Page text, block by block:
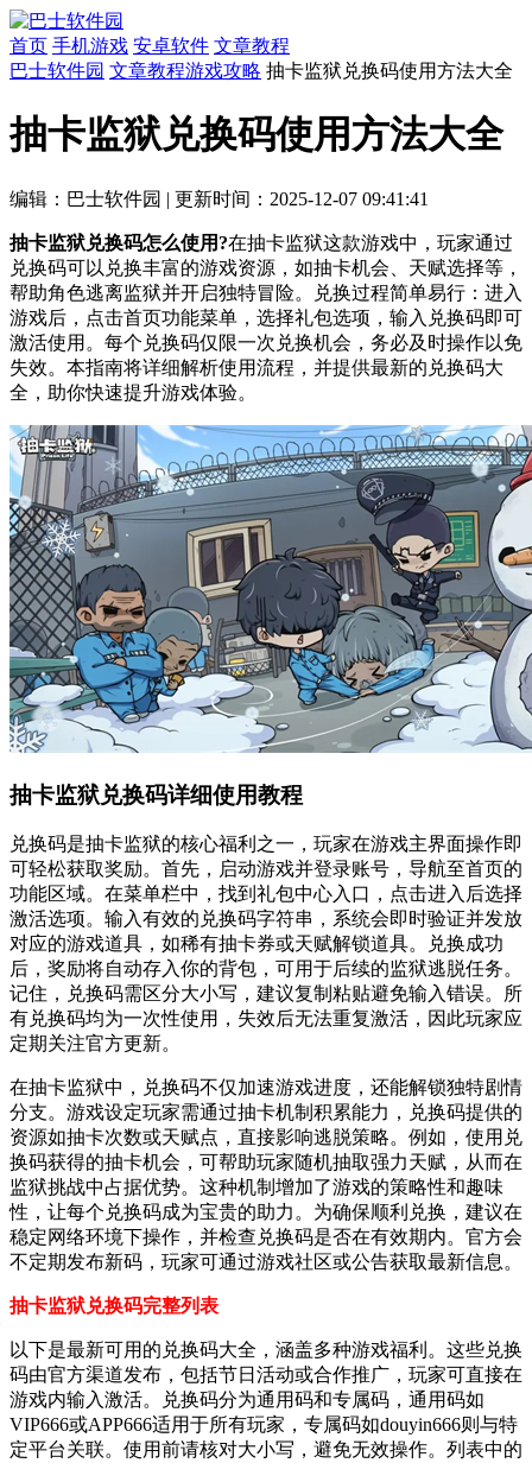
首页 手机游戏 安卓软件 文章教程
巴士软件园 文章教程游戏攻略 抽卡监狱兑换码使用方法大全
抽卡监狱兑换码使用方法大全
编辑：巴士软件园 | 更新时间：2025-12-07 09:41:41
抽卡监狱兑换码怎么使用?在抽卡监狱这款游戏中，玩家通过
兑换码可以兑换丰富的游戏资源，如抽卡机会、天赋选择等，
帮助角色逃离监狱并开启独特冒险。兑换过程简单易行：进入
游戏后，点击首页功能菜单，选择礼包选项，输入兑换码即可
激活使用。每个兑换码仅限一次兑换机会，务必及时操作以免
失效。本指南将详细解析使用流程，并提供最新的兑换码大
全，助你快速提升游戏体验。
抽卡监狱兑换码详细使用教程
兑换码是抽卡监狱的核心福利之一，玩家在游戏主界面操作即
可轻松获取奖励。首先，启动游戏并登录账号，导航至首页的
功能区域。在菜单栏中，找到礼包中心入口，点击进入后选择
激活选项。输入有效的兑换码字符串，系统会即时验证并发放
对应的游戏道具，如稀有抽卡券或天赋解锁道具。兑换成功
后，奖励将自动存入你的背包，可用于后续的监狱逃脱任务。
记住，兑换码需区分大小写，建议复制粘贴避免输入错误。所
有兑换码均为一次性使用，失效后无法重复激活，因此玩家应
定期关注官方更新。
在抽卡监狱中，兑换码不仅加速游戏进度，还能解锁独特剧情
分支。游戏设定玩家需通过抽卡机制积累能力，兑换码提供的
资源如抽卡次数或天赋点，直接影响逃脱策略。例如，使用兑
换码获得的抽卡机会，可帮助玩家随机抽取强力天赋，从而在
监狱挑战中占据优势。这种机制增加了游戏的策略性和趣味
性，让每个兑换码成为宝贵的助力。为确保顺利兑换，建议在
稳定网络环境下操作，并检查兑换码是否在有效期内。官方会
不定期发布新码，玩家可通过游戏社区或公告获取最新信息。
抽卡监狱兑换码完整列表
以下是最新可用的兑换码大全，涵盖多种游戏福利。这些兑换
码由官方渠道发布，包括节日活动或合作推广，玩家可直接在
游戏内输入激活。兑换码分为通用码和专属码，通用码如
VIP666或APP666适用于所有玩家，专属码如douyin666则与特
定平台关联。使用前请核对大小写，避免无效操作。列表中的